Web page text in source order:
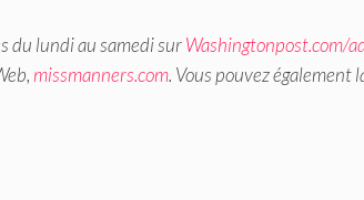
du lundi au samedi surWashingtonpost.com/
missmanners.com. Vous pouvez également